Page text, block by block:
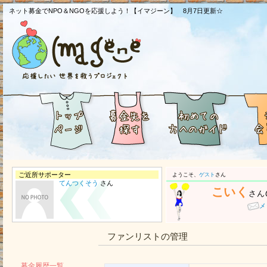
ネット募金でNPO＆NGOを応援しよう！【イマジーン】 8月7日更新☆
ご近所サポーター
てんつくそう さん
ようこそ、 ゲスト さん
こいく さん
ファンリストの管理